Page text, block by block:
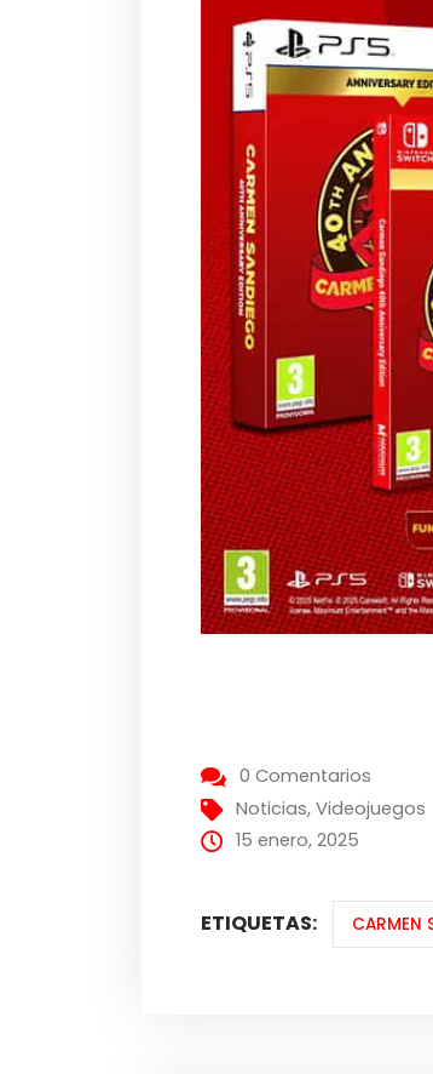
0 Comentarios
Noticias,Videojuegos
15 enero, 2025
ETIQUETAS: CARMEN